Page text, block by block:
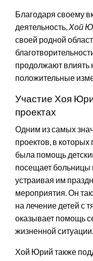
Благодаря своему
деятельность,Хой
своей родной
продолжают влиять
положительные
Участие Хоя
проектах
Одним из самых
проектов, в
была помощь
посещает больницы
устраивая им
мероприятия. Он
на лечение детей с
оказывает помощь
жизненной ситуации.
Хой Юрий также